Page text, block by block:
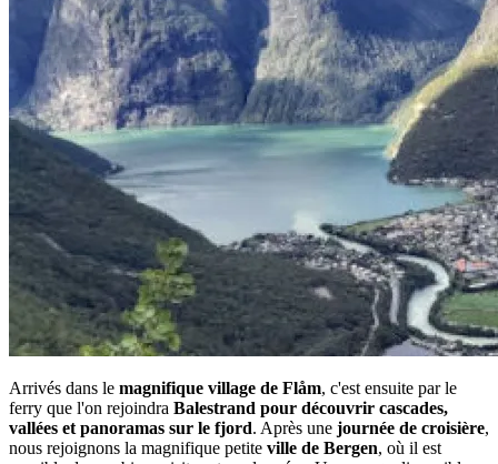
Arrivés dans le magnifique village de Flåm, c'est ensuite par le
ferry que l'on rejoindra Balestrand pour découvrir cascades,
vallées et panoramas sur le fjord. Après une journée de croisière,
nous rejoignons la magnifique petite ville de Bergen, où il est